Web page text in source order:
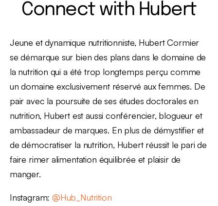
Connect with Hubert
Jeune et dynamique nutritionniste, Hubert Cormier
se démarque sur bien des plans dans le domaine de
la nutrition qui a été trop longtemps perçu comme
un domaine exclusivement réservé aux femmes. De
pair avec la poursuite de ses études doctorales en
nutrition, Hubert est aussi conférencier, blogueur et
ambassadeur de marques. En plus de démystifier et
de démocratiser la nutrition, Hubert réussit le pari de
faire rimer alimentation équilibrée et plaisir de
manger.
Instagram:@Hub_Nutrition